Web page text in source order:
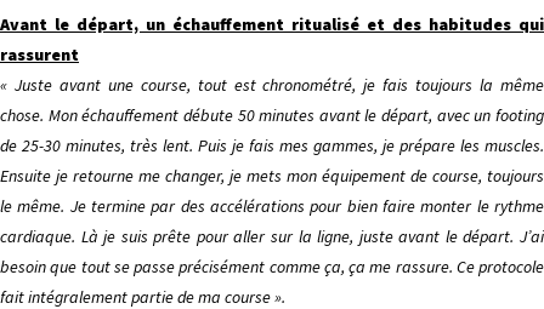
Avant le départ, un échauffement ritualisé et des habitudes qui
rassurent
« Juste avant une course, tout est chronométré, je fais toujours la même
chose. Mon échauffement débute 50 minutes avant le départ, avec un footing
de 25-30 minutes, très lent. Puis je fais mes gammes, je prépare les muscles.
Ensuite je retourne me changer, je mets mon équipement de course, toujours
le même. Je termine par des accélérations pour bien faire monter le rythme
cardiaque. Là je suis prête pour aller sur la ligne, juste avant le départ. J’ai
besoin que tout se passe précisément comme ça, ça me rassure. Ce protocole
fait intégralement partie de ma course ».